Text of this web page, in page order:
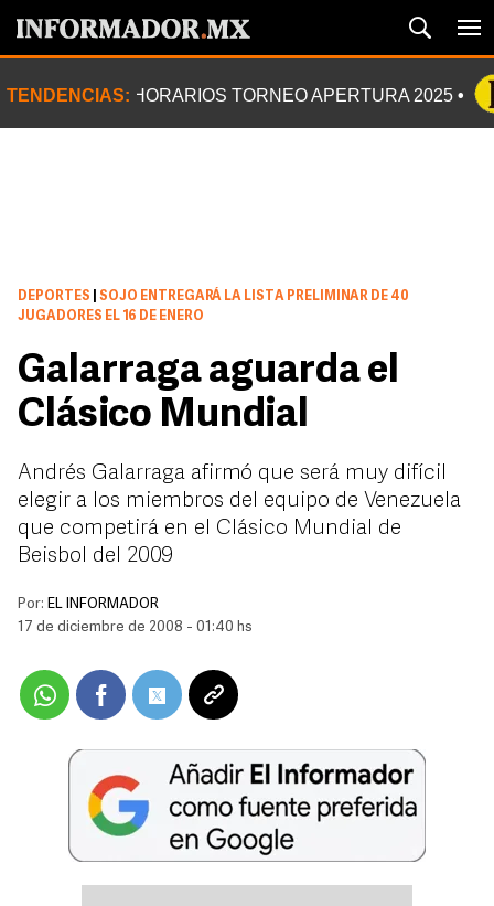
TENDENCIAS: HORARIOS TORNEO APERTURA 2025
DEPORTES
SOJO ENTREGARÁ LA LISTA PRELIMINAR DE 40
JUGADORES EL 16 DE ENERO
Galarraga aguarda el
Clásico Mundial
Andrés Galarraga afirmó que será muy difícil
elegir a los miembros del equipo de Venezuela
que competirá en el Clásico Mundial de
Beisbol del 2009
Por: EL INFORMADOR
17 de diciembre de 2008 - 01:40 hs